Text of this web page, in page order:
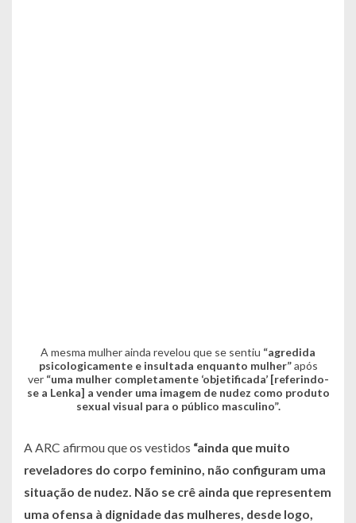
A mesma mulher ainda revelou que se sentiu “agredida
psicologicamente e insultada enquanto mulher”após
ver “uma mulher completamente ‘objetificada’ [referindo-
se a Lenka] a vender uma imagem de nudez como produto
sexual visual para o público masculino”.
A ARC afirmou que os vestidos “ainda que muito
reveladores do corpo feminino, não configuram uma
situação de nudez. Não se crê ainda que representem
uma ofensa à dignidade das mulheres, desde logo,